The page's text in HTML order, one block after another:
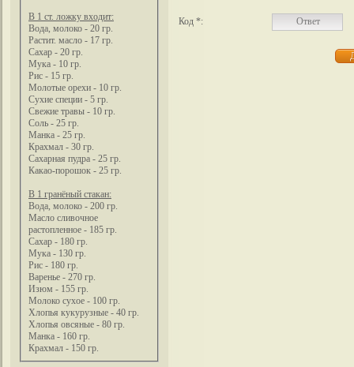
В 1 ст. ложку входит:
Вода, молоко - 20 гр.
Растит. масло - 17 гр.
Сахар - 20 гр.
Мука - 10 гр.
Рис - 15 гр.
Молотые орехи - 10 гр.
Сухие специи - 5 гр.
Свежие травы - 10 гр.
Соль - 25 гр.
Манка - 25 гр.
Крахмал - 30 гр.
Сахарная пудра - 25 гр.
Какао-порошок - 25 гр.
В 1 гранёный стакан:
Вода, молоко - 200 гр.
Масло сливочное
растопленное - 185 гр.
Сахар - 180 гр.
Мука - 130 гр.
Рис - 180 гр.
Варенье - 270 гр.
Изюм - 155 гр.
Молоко сухое - 100 гр.
Хлопья кукурузные - 40 гр.
Хлопья овсяные - 80 гр.
Манка - 160 гр.
Крахмал - 150 гр.
Код *: